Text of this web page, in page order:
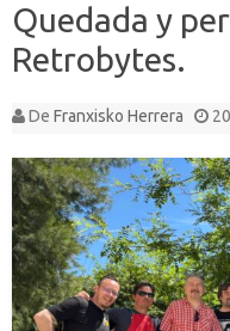
Quedada y
Retrobytes.
De Franxisko Herrera